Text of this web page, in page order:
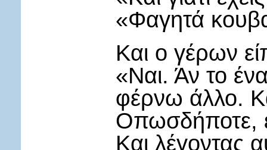
«Φαγητά
Και ο γέρων
«Ναι. Άν το
φέρνω άλλο.
Οπωσδήποτε,
Και λέγοντας